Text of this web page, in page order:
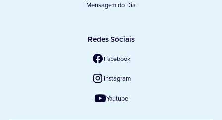
Mensagem do Dia
Redes Sociais
Facebook
Instagram
Youtube